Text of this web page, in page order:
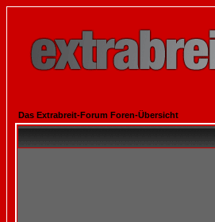
Das Extrabreit-Forum Foren-Übersicht